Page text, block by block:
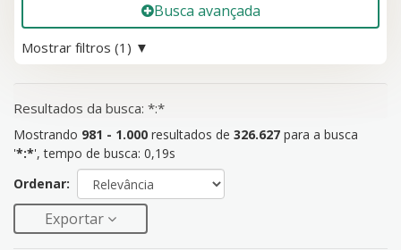
Busca avançada
Mostrar filtros (1)
Resultados da busca: *:*
Mostrando 981 - 1.000 resultados de 326.627 para a busca
'*:*', tempo de busca: 0,19s
Ordenar:
Exportar